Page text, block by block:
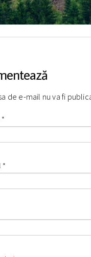
de e-mail nu va fi
*
*